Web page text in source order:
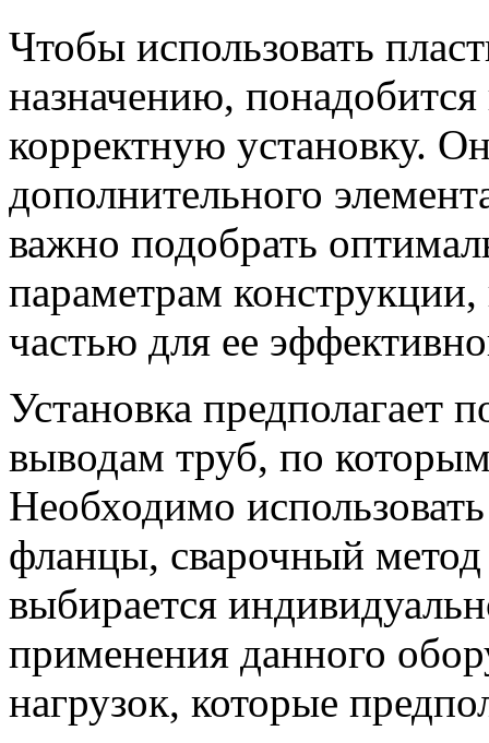
Чтобы использовать
назначению, понадобится
корректную установку.
дополнительного
важно подобрать
параметрам
частью для ее
Установка предполагает
выводам труб, по
Необходимо
фланцы, сварочный
выбирается
применения данного
нагрузок, которые